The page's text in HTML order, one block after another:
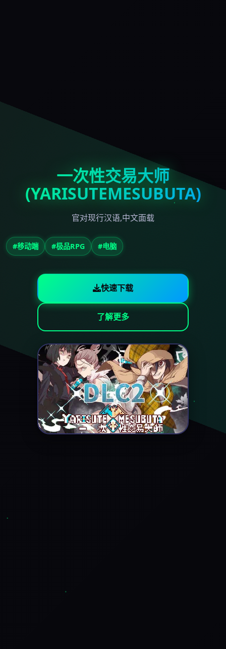
一次性交易大师
(YARISUTEMESUBUTA)
官对现行汉语,中文面载
#移动端 #极品RPG #电脑
快速下载
了解更多